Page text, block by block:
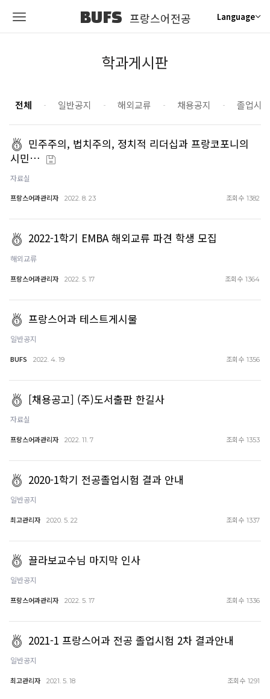
BUFS 프랑스어전공 Language
학과게시판
전체 일반공지 해외교류 채용공지 졸업시험
민주주의, 법치주의, 정치적 리더십과 프랑코포니의
시민…
자료실
프랑스어과관리자 2022. 8. 23 조회수 1382
2022-1학기 EMBA 해외교류 파견 학생 모집
해외교류
프랑스어과관리자 2022. 5. 17 조회수 1364
프랑스어과 테스트게시물
일반공지
BUFS 2022. 4. 19 조회수 1356
[채용공고] (주)도서출판 한길사
자료실
프랑스어과관리자 2022. 11. 7 조회수 1353
2020-1학기 전공졸업시험 결과 안내
일반공지
최고관리자 2020. 5. 22 조회수 1337
끌라보교수님 마지막 인사
일반공지
프랑스어과관리자 2022. 5. 17 조회수 1336
2021-1 프랑스어과 전공 졸업시험 2차 결과안내
일반공지
최고관리자 2021. 5. 18 조회수 1291